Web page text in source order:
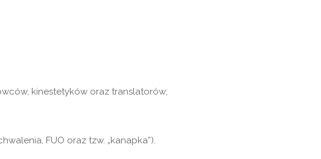
kinestetyków oraz translatorów;
FUO oraz tzw. „kanapka”).